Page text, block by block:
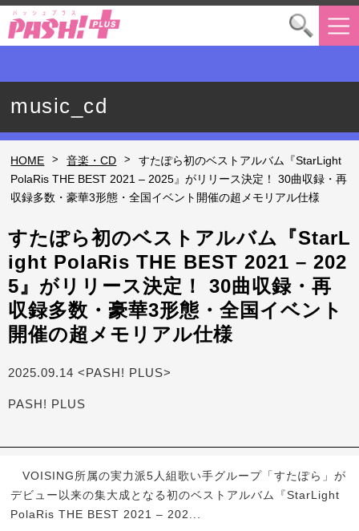
music_cd
HOME > 音楽・CD >
すたぽら初のベストアルバム『StarLight
PolaRis THE BEST 2021 – 2025』がリリース決定！ 30曲収録・再
収録多数・豪華3形態・全国イベント開催の超メモリアル仕様
すたぽら初のベストアルバム『StarL
ight PolaRis THE BEST 2021 – 202
5』がリリース決定！ 30曲収録・再
収録多数・豪華3形態・全国イベント
開催の超メモリアル仕様
2025.09.14 <PASH! PLUS>
PASH! PLUS
VOISING所属の実力派5人組歌い手グループ「すたぽら」が
デビュー以来の集大成となる初のベストアルバム『StarLight
PolaRis THE BEST 2021 – 202...